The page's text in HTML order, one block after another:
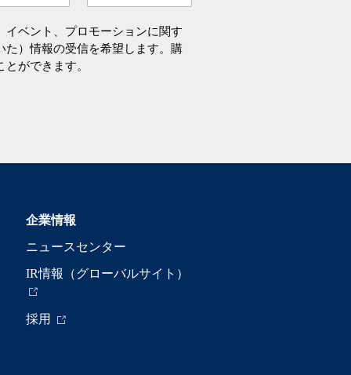
イベント、プロモーションに関す
た）情報の受信を希望します。購
ができます。
企業情報
ニュースセンター
IR情報（グローバルサイト）
採用